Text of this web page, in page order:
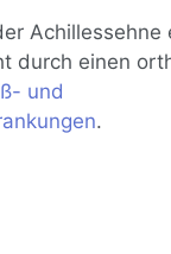
durch einen
und
.